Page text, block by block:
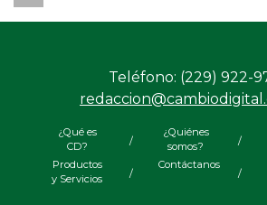
Teléfono: (229) 922-
¿Qué es
CD?
/
¿Quiénes
somos?
/
Productos
y Servicios
/
Contáctanos
/